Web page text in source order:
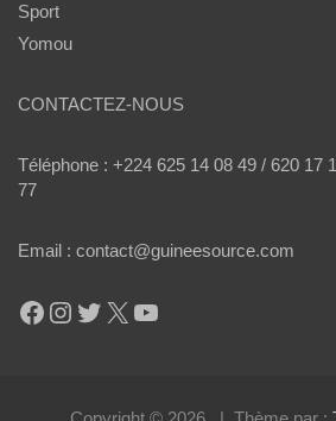
Sport
Yomou
CONTACTEZ-NOUS
Téléphone : +224 625 14 08 49 / 620 17
77
Email : contact@guineesource.com
Facebook
Instagram
Twitter
X YouTube